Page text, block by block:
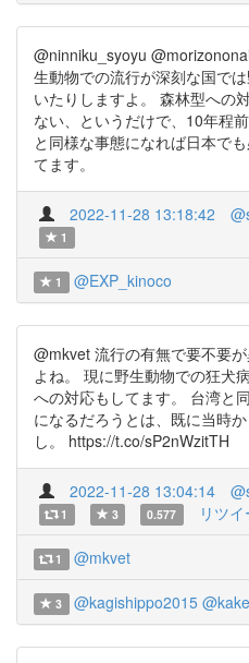
@ninniku_syoyu
生動物での流行が深刻な国で
いたりしますよ。 森林型への
ない、というだけで、10年程
と同様な事態になれば日本で
てます。
2022-11-28 13:18:42
1
1 @EXP_kinoco
@mkvet 流行の有無で要不要
よね。 現に野生動物での狂犬
への対応もしてます。 台湾と
になるだろうとは、既に当時
し。 https://t.co/sP2nWzitTH
2022-11-28 13:04:14
1 3 0.577 リツ
1 @mkvet
3 @kagishippo2015